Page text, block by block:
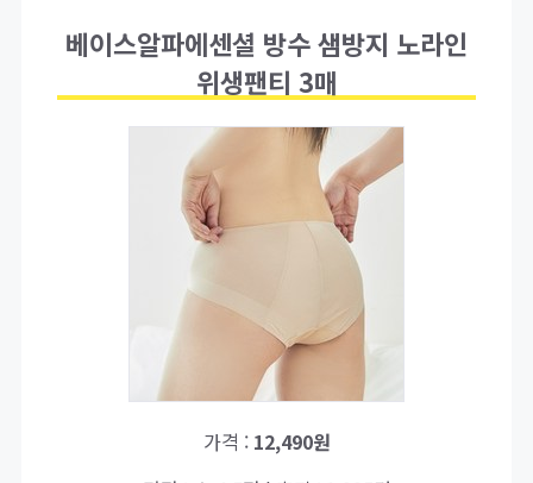
베이스알파에센셜 방수 샘방지 노라인
위생팬티 3매
가격 : 12,490원